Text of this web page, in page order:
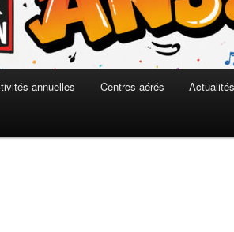
annuelles Centres aérés Actualités